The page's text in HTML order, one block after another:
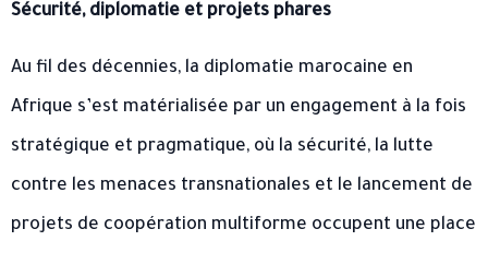
Sécurité, diplomatie et projets phares
Au fil des décennies, la diplomatie marocaine en
Afrique s’est matérialisée par un engagement à la fois
stratégique et pragmatique, où la sécurité, la lutte
contre les menaces transnationales et le lancement de
projets de coopération multiforme occupent une place